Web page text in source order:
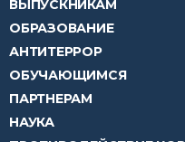
ВЫПУСКНИКАМ
ОБРАЗОВАНИЕ
АНТИТЕРРОР
ОБУЧАЮЩИМСЯ
ПАРТНЕРАМ
НАУКА